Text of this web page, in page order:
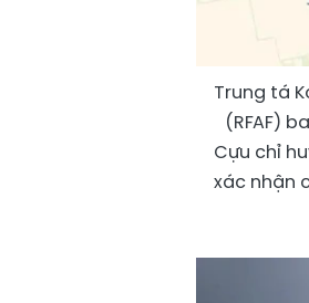
Trung tá
(RFAF)
Cựu chỉ
xác nhận